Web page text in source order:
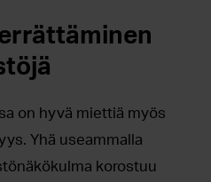
on hyvä miettiä myös
Yhä useammalla
korostuu